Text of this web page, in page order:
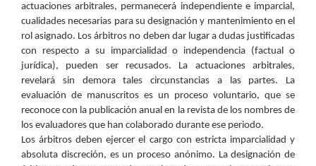
actuaciones arbitrales, permanecerá independiente e imparcial,
cualidades necesarias para su designación y mantenimiento en el
rol asignado. Los árbitros no deben dar lugar a dudas justificadas
con respecto a su imparcialidad o independencia (factual o
jurídica), pueden ser recusados. La actuaciones arbitrales,
revelará sin demora tales circunstancias a las partes. La
evaluación de manuscritos es un proceso voluntario, que se
reconoce con la publicación anual en la revista de los nombres de
los evaluadores que han colaborado durante ese periodo.
Los árbitros deben ejercer el cargo con estricta imparcialidad y
absoluta discreción, es un proceso anónimo. La designación de